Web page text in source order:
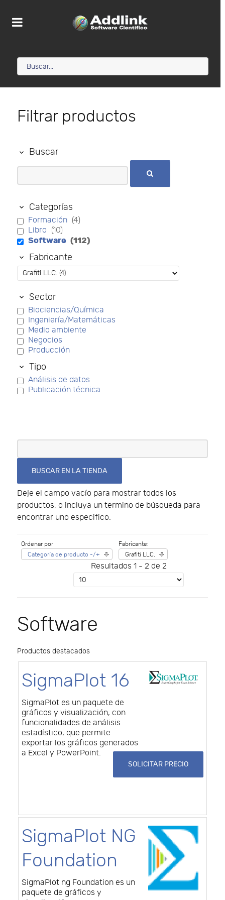
Filtrar productos
Buscar
Categorías
Formación (4)
Libro (10)
Software (112)
Fabricante
Sector
Biociencias/Química
Ingeniería/Matemáticas
Medio ambiente
Negocios
Producción
Tipo
Análisis de datos
Publicación técnica
Deje el campo vacío para mostrar todos los
productos, o incluya un termino de búsqueda para
encontrar uno especifico.
Ordenar por
Categoría de producto -/+
Fabricante:
Grafiti LLC.
Resultados 1 - 2 de 2
Software
Productos destacados
SigmaPlot 16
SigmaPlot es un paquete de
gráficos y visualización, con
funcionalidades de análisis
estadístico, que permite
exportar los gráficos generados
a Excel y PowerPoint.
SOLICITAR PRECIO
SigmaPlot NG
Foundation
SigmaPlot ng Foundation es un
paquete de gráficos y